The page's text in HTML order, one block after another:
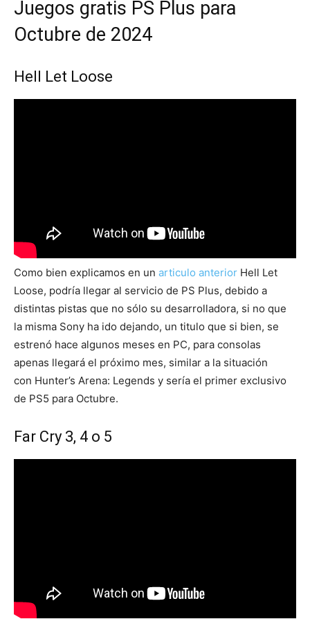
Juegos gratis PS Plus para
Octubre de 2024
Hell Let Loose
Como bien explicamos en un articulo anterior Hell Let
Loose, podría llegar al servicio de PS Plus, debido a
distintas pistas que no sólo su desarrolladora, si no que
la misma Sony ha ido dejando, un titulo que si bien, se
estrenó hace algunos meses en PC, para consolas
apenas llegará el próximo mes, similar a la situación
con Hunter’s Arena: Legends y sería el primer exclusivo
de PS5 para Octubre.
Far Cry 3, 4 o 5